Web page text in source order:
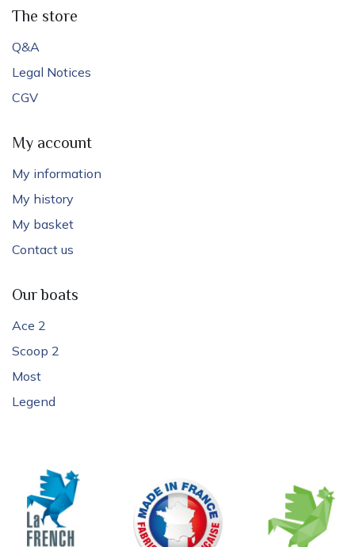
The store
Q&A
Legal Notices
CGV
My account
My information
My history
My basket
Contact us
Our boats
Ace 2
Scoop 2
Most
Legend